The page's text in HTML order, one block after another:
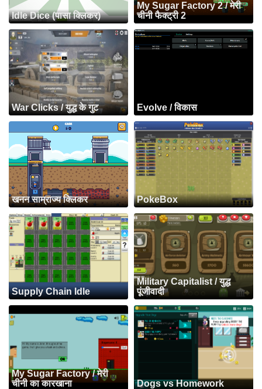
Idle Dice (पासा क्लिकर)
My Sugar Factory 2 / मेरी
चीनी फैक्ट्री 2
War Clicks / युद्ध के गुट Evolve / विकास
खनन साम्राज्य क्लिकर PokeBox
Supply Chain Idle
Military Capitalist / युद्ध
पूंजीवादी
My Sugar Factory / मेरी
चीनी का कारखाना
Dogs vs Homework